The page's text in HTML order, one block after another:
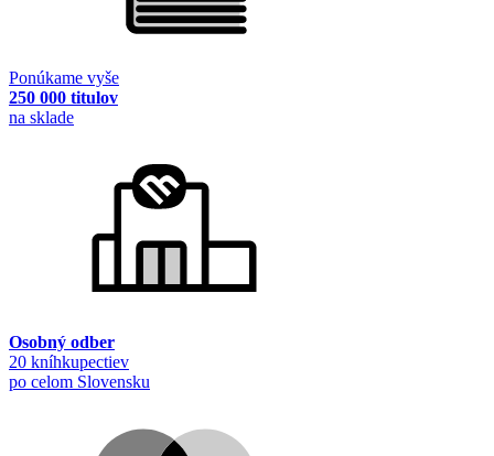
Ponúkame vyše
250 000 titulov
na sklade
Osobný odber
20 kníhkupectiev
po celom Slovensku